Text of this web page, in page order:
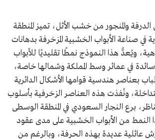
الدرفة والمنجور من خشب الأثل، تميز المنطقة
صناعة الأبواب الخشبية المزخرفة بدهانات
ويُعدُّ هذا النموذج نمطًا تقليديًا للأبواب
في عمائر وسط المملكة وشمالها خاصة،
بعناصر هندسية قوامها الأشكال الدائرية
ونُفذت هذه العناصر الزخرفية بأسلوب
برع النجار السعودي في المنطقة الوسطى
النمط من الأبواب الخشبية على مدى عقود
عائلية عديدة بهذه الحرفة، وبالرغم من